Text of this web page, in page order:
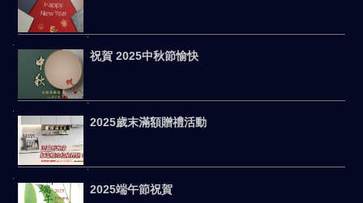
祝賀 2025中秋節愉快
2025歲末滿額贈禮活動
2025端午節祝賀